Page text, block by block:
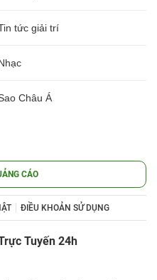
tức giải trí
Châu Á
CÁO
ĐIỀU KHOẢN SỬ DỤNG
Tuyến 24h